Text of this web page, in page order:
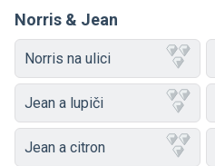
Norris & Jean
Norris na ulici
Jean a lupiči
Jean a citron